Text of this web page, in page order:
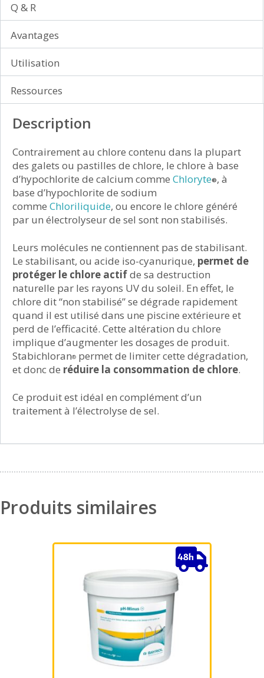
Q & R
Avantages
Utilisation
Ressources
Description
Contrairement au chlore contenu dans la plupart
des galets ou pastilles de chlore, le chlore à base
d’hypochlorite de calcium comme Chloryte®, à
base d’hypochlorite de sodium
comme Chloriliquide, ou encore le chlore généré
par un électrolyseur de sel sont non stabilisés.
Leurs molécules ne contiennent pas de stabilisant.
Le stabilisant, ou acide iso-cyanurique, permet de
protéger le chlore actifde sa destruction
naturelle par les rayons UV du soleil. En effet, le
chlore dit “non stabilisé” se dégrade rapidement
quand il est utilisé dans une piscine extérieure et
perd de l’efficacité. Cette altération du chlore
implique d’augmenter les dosages de produit.
Stabichloran® permet de limiter cette dégradation,
et donc de réduire la consommation de chlore.
Ce produit est idéal en complément d’un
traitement à l’électrolyse de sel.
Produits similaires